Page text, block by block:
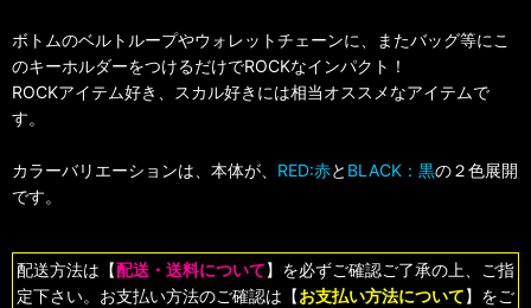
ボトムのベルトループやウォレットチェーンに、またバッグ等にこ
のキーホルダーをつけるだけでROCKなインパクト！
ROCKアイテム好き、スカル好きには相当オススメなアイテムで
す。
カラーバリエーションは、本体が、 RED:赤と BLACK：黒の２色展開
です。
配送方法は【配送・送料について】を必ずご確認ご了承の上、ご指
定下さい。お支払い方法のご確認は【お支払い方法について】をご